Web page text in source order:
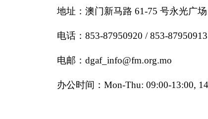
地址：澳门新马路 61-75 号永光广场
电话： 853-87950920 / 853-87950913
电邮： dgaf_info@fm.org.mo
办公时间： Mon-Thu: 09:00-13:00,